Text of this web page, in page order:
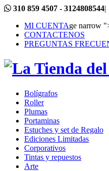
310 859 4507 - 3124808544|
MI CUENTAge narrow
CONTACTENOS
PREGUNTAS
Bolígrafos
Roller
Plumas
Portaminas
Estuches y set de Regalo
Ediciones Limitadas
Corporativos
Tintas y repuestos
Arte